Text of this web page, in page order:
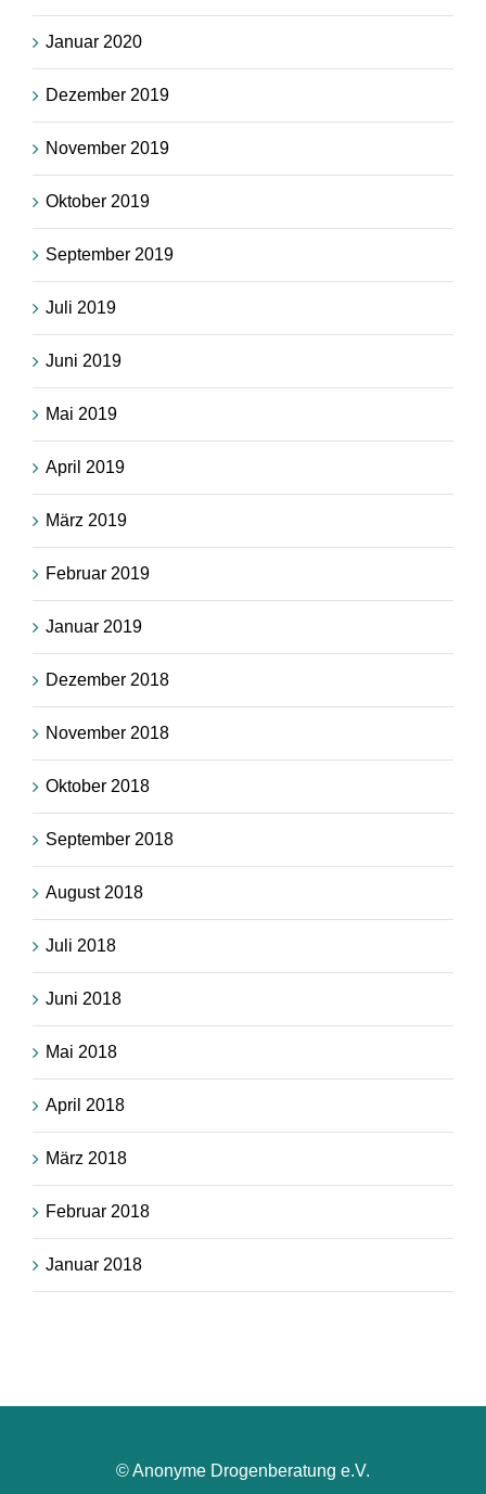
Januar 2020
Dezember 2019
November 2019
Oktober 2019
September 2019
Juli 2019
Juni 2019
Mai 2019
April 2019
März 2019
Februar 2019
Januar 2019
Dezember 2018
November 2018
Oktober 2018
September 2018
August 2018
Juli 2018
Juni 2018
Mai 2018
April 2018
März 2018
Februar 2018
Januar 2018
© Anonyme Drogenberatung e.V.